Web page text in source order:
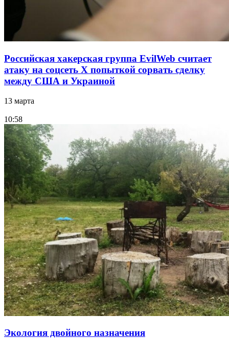
Российская хакерская группа EvilWeb считает
атаку на соцсеть Х попыткой сорвать сделку
между США и Украиной
13 марта
10:58
Экология двойного назначения